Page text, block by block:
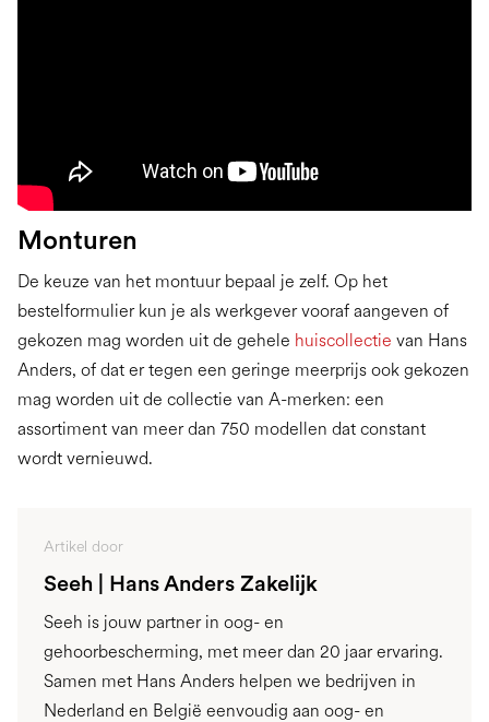
Monturen
De keuze van het montuur bepaal je zelf. Op het
bestelformulier kun je als werkgever vooraf aangeven of
gekozen mag worden uit de gehele huiscollectie van Hans
Anders, of dat er tegen een geringe meerprijs ook gekozen
mag worden uit de collectie van A-merken: een
assortiment van meer dan 750 modellen dat constant
wordt vernieuwd.
Artikel door
Seeh | Hans Anders Zakelijk
Seeh is jouw partner in oog- en
gehoorbescherming, met meer dan 20 jaar ervaring.
Samen met Hans Anders helpen we bedrijven in
Nederland en België eenvoudig aan oog- en